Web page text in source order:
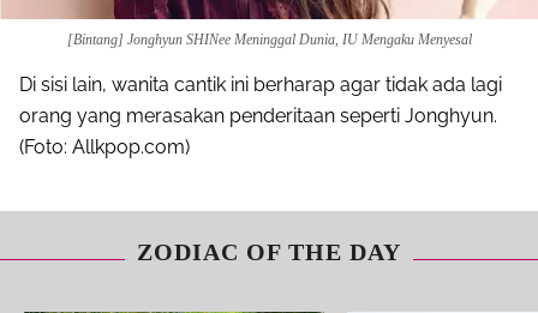
[Bintang] Jonghyun SHINee Meninggal Dunia, IU Mengaku Menyesal
Di sisi lain, wanita cantik ini berharap agar tidak ada lagi
orang yang merasakan penderitaan seperti Jonghyun.
(Foto: Allkpop.com)
ZODIAC OF THE DAY